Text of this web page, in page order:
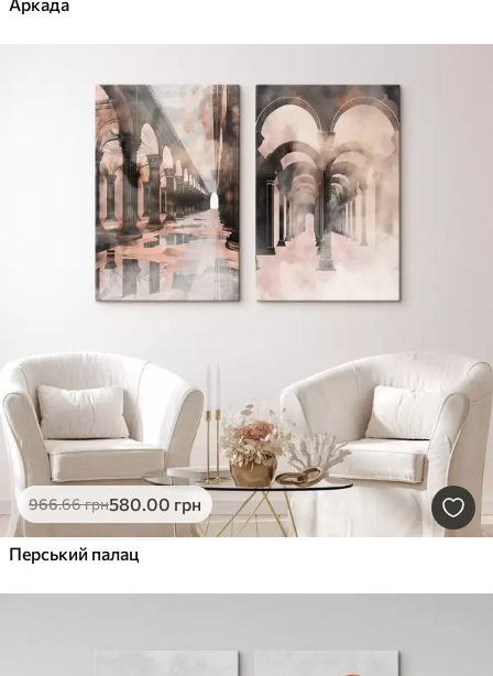
966.66грн580.00 грн
Перський палац